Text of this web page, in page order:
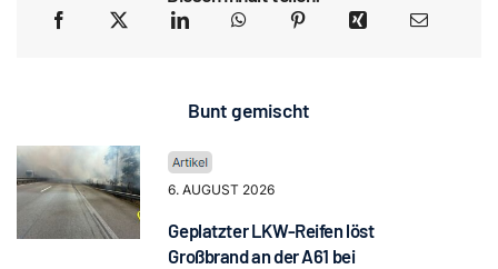
Bunt gemischt
6. AUGUST 2026
Geplatzter LKW-Reifen löst
Großbrand an der A61 bei